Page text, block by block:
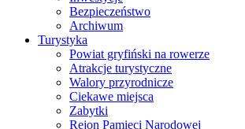
Bezpieczeństwo
Archiwum
Turystyka
Powiat gryfiński na rowerze
Atrakcje turystyczne
Walory przyrodnicze
Ciekawe miejsca
Zabytki
Rejon Pamięci Narodowej